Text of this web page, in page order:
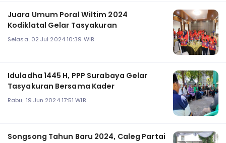
Juara Umum Poral Wiltim 2024
Kodiklatal Gelar Tasyakuran
Selasa, 02 Jul 2024 10:39 WIB
Iduladha 1445 H, PPP Surabaya Gelar
Tasyakuran Bersama Kader
Rabu, 19 Jun 2024 17:51 WIB
Songsong Tahun Baru 2024, Caleg Partai